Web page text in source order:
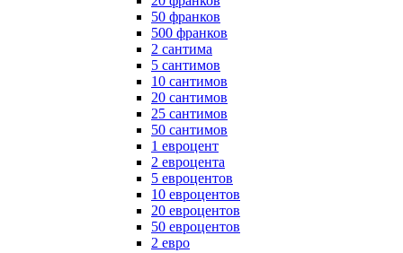
50 франков
500 франков
2 сантима
5 сантимов
10 сантимов
20 сантимов
25 сантимов
50 сантимов
1 евроцент
2 евроцента
5 евроцентов
10 евроцентов
20 евроцентов
50 евроцентов
2 евро